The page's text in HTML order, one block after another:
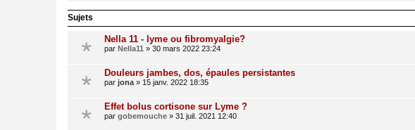
Sujets
Nella 11 - lyme ou fibromyalgie?
par Nella11 » 30 mars 2022 23:24
Douleurs jambes, dos, épaules persistantes
par jona » 15 janv. 2022 18:35
Effet bolus cortisone sur Lyme ?
par gobemouche » 31 juil. 2021 12:40